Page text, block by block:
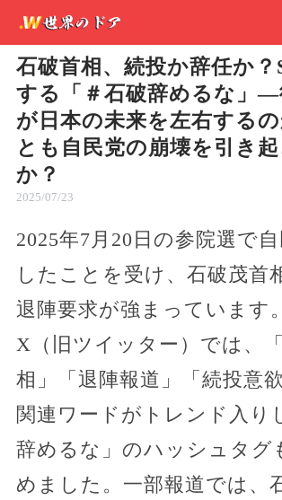
石破首相、続投か辞任か？
する「＃石破辞めるな」
が日本の未来を左右する
とも自民党の崩壊を引き
か？
2025/07/23
2025年7月20日の参院選で
したことを受け、石破茂首
退陣要求が強まっています
X（旧ツイッター）では、
相」「退陣報道」「続投意
関連ワードがトレンド入り
辞めるな」のハッシュタグ
めました。一部報道では、